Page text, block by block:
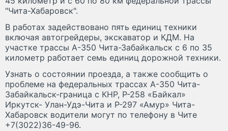
"Чита-Хабаровск".
В работах задействовано пять единиц техники
включая автогрейдеры, экскаватор и КДМ. На
участке трассы А-350 Чита-Забайкальск с 6 по 35
километр работает семь единиц дорожной техники.
Узнать о состоянии проезда, а также сообщить о
проблеме на федеральных трассах А-350 Чита-
Забайкальск-граница с КНР, Р-258 «Байкал»
Иркутск- Улан-Удэ-Чита и Р-297 «Амур» Чита-
Хабаровск водители могут по телефону в Чите
+7(3022)36-49-96.